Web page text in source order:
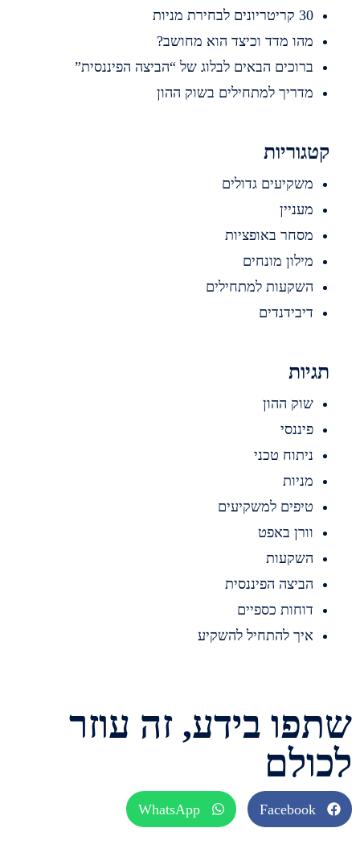
מדד וכיצד הוא מחושב?
הבאים לבלוג של “הביצה הפיננסית”
למתחילים בשוק ההון
גדולים
באופציות
מונחים
למתחילים
ההון
טכני
למשקיעים
באפט
הפיננסית
כספיים
להתחיל להשקיע
בידע, זה עוזר
WhatsApp